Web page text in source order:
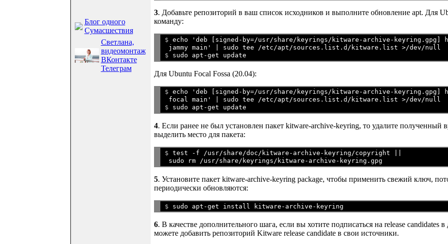
Блог одного
Сумасшествия
Светлана,
видеомонтаж
ВКонтакте
Телеграм
3. Добавьте репозиторий в ваш список исходников и выполните обновление apt. Для
команду:
$ echo 'deb [signed-by=/usr/share/keyrings/kitware-archive-
jammy main' | sudo tee /etc/apt/sources.list.d/kitware.list >/dev/null
$
Для Ubuntu Focal Fossa (20.04):
$ echo 'deb [signed-by=/usr/share/keyrings/kitware-archive-
focal main' | sudo tee /etc/apt/sources.list.d/kitware.list >/dev/null
$
4. Если ранее не был установлен пакет kitware-archive-keyring, то удалите
выделить место для пакета:
$ test -f /usr/share/doc/kitware-archive-keyring/copyright ||
5. Установите пакет kitware-archive-keyring package, чтобы применить свежий ключ,
периодически обновляются:
$
6. В качестве дополнительного шага, если вы хотите подписаться на release candidates
можете добавить репозиторий Kitware release candidate в свои источники.